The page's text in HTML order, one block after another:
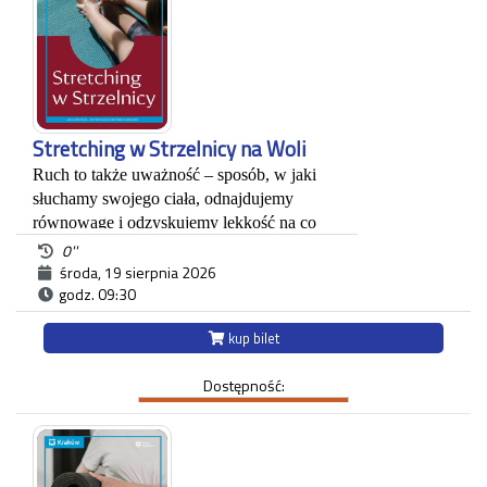
*Ostatnie wejście na zwiedzanie odbywa się
najpóźniej 45 minut przed zamknięciem.
Stretching w Strzelnicy na Woli
Ruch to także uważność – sposób, w jaki
słuchamy swojego ciała, odnajdujemy
równowagę i odzyskujemy lekkość na co
dzień. Dlatego zapraszamy na zajęcia ze
stretchingu dla kobiet, które chcą zadbać o
elastyczność ciała, wyciszenie i komfort
ruchu w atmosferze dobrostanu i
wellbeingu. Będziemy spotykać się
ruch rozluźniać napięcia, poprawiać
mobilność i dać sobie chwilę oddechu.
Dołącz do nas i przekonaj się, że kultura to
także troska o ciało, uważność na własne
0''
środa, 19 sierpnia 2026
godz. 09:30
kup bilet
Dostępność: